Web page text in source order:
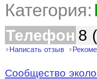
Категория:
Телефон 8
Написать отзыв
Сообщество